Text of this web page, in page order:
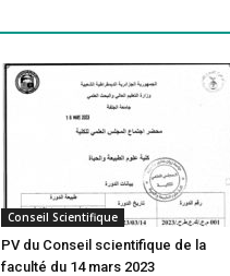
Conseil Scientifique
PV du Conseil scientifique de la
faculté du 14 mars 2023